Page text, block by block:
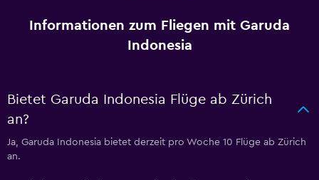
Informationen zum Fliegen mit Garuda
Indonesia
Bietet Garuda Indonesia Flüge ab Zürich
an?
Ja, Garuda Indonesia bietet derzeit pro Woche 10 Flüge ab Zürich
an.